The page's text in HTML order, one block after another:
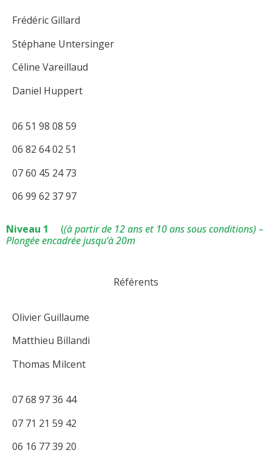
Frédéric Gillard
Stéphane Untersinger
Céline Vareillaud
Daniel Huppert
06 51 98 08 59
06 82 64 02 51
07 60 45 24 73
06 99 62 37 97
Niveau 1 ((à partir de 12 ans et 10 ans sous conditions) –
Plongée encadrée jusqu’à 20m
Référents
Olivier Guillaume
Matthieu Billandi
Thomas Milcent
07 68 97 36 44
07 71 21 59 42
06 16 77 39 20